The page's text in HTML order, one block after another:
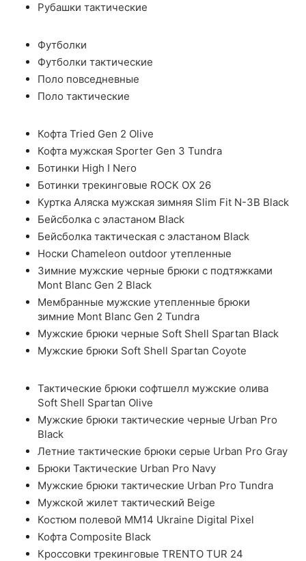
Рубашки тактические
Футболки
Футболки тактические
Поло повседневные
Поло тактические
Кофта Tried Gen 2 Olive
Кофта мужская Sporter Gen 3 Tundra
Ботинки High I Nero
Ботинки трекинговые ROCK OX 26
Куртка Аляска мужская зимняя Slim Fit N-3B Black
Бейсболка с эластаном Black
Бейсболка тактическая с эластаном Black
Носки Chameleon outdoor утепленные
Зимние мужские черные брюки с подтяжками
Mont Blanc Gen 2 Black
Мембранные мужские утепленные брюки
зимние Mont Blanc Gen 2 Tundra
Мужские брюки черные Soft Shell Spartan Black
Мужские брюки Soft Shell Spartan Coyote
Тактические брюки софтшелл мужские олива
Soft Shell Spartan Olive
Мужские брюки тактические черные Urban Pro
Black
Летние тактические брюки серые Urban Pro Gray
Брюки Тактические Urban Pro Navy
Мужские брюки тактические Urban Pro Tundra
Мужской жилет тактический Beige
Костюм полевой ММ14 Ukraine Digital Pixel
Кофта Composite Black
Кроссовки трекинговые TRENTO TUR 24